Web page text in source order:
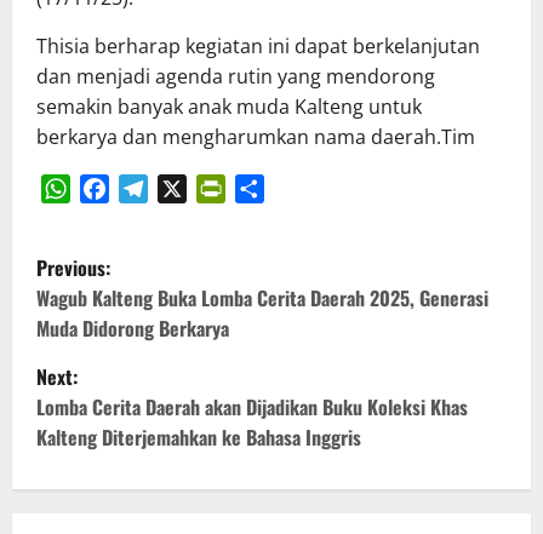
Thisia berharap kegiatan ini dapat berkelanjutan
dan menjadi agenda rutin yang mendorong
semakin banyak anak muda Kalteng untuk
berkarya dan mengharumkan nama daerah.Tim
P
o
s
t
n
Previous:
Wagub Kalteng Buka Lomba Cerita Daerah 2025, Generasi
Muda Didorong Berkarya
Next:
Lomba Cerita Daerah akan Dijadikan Buku Koleksi Khas
Kalteng Diterjemahkan ke Bahasa Inggris